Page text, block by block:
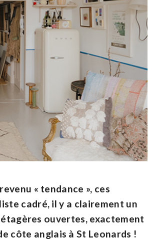
« tendance », ces
cadré, il y a clairement un
ouvertes, exactement
côte anglais à St Leonards !